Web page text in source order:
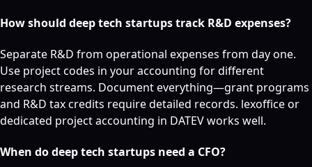
How should deep tech startups track R&D expenses?
Separate R&D from operational expenses from day one.
Use project codes in your accounting for different
research streams. Document everything—grant programs
and R&D tax credits require detailed records. lexoffice or
dedicated project accounting in DATEV works well.
When do deep tech startups need a CFO?